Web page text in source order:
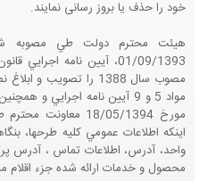
خود را حذف یا بروز رسانی نمایند.
01/09/1393، آيين نامه
مصوب سال 1388 را
مورخ 18/05/1394
اينکه اطلاعات عمومي کليه طرحها،
واحد، آدرس، اطلاعات تماس ، آدرس
محصول و خدمات ارائه شده جزء اقلام